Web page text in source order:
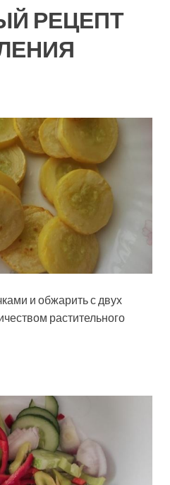
РЕЦЕПТ
и обжарить с двух
растительного